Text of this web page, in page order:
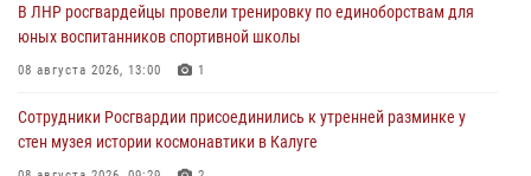
В ЛНР росгвардейцы провели тренировку по единоборствам для
юных воспитанников спортивной школы
08 августа 2026, 13:00 1
Сотрудники Росгвардии присоединились к утренней разминке у
стен музея истории космонавтики в Калуге